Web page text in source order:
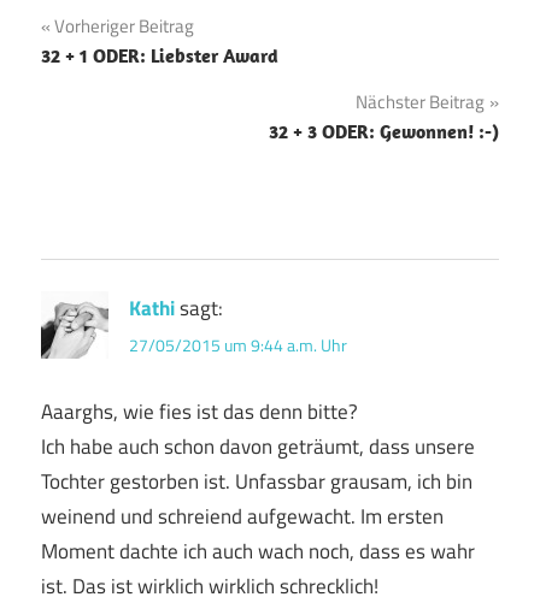
Beitragsnavigation
Vorheriger Beitrag
32 + 1 ODER: Liebster Award
Nächster Beitrag
32 + 3 ODER: Gewonnen! :-)
Kathisagt:
27/05/2015 um 9:44 a.m. Uhr
Aaarghs, wie fies ist das denn bitte?
Ich habe auch schon davon geträumt, dass unsere
Tochter gestorben ist. Unfassbar grausam, ich bin
weinend und schreiend aufgewacht. Im ersten
Moment dachte ich auch wach noch, dass es wahr
ist. Das ist wirklich wirklich schrecklich!